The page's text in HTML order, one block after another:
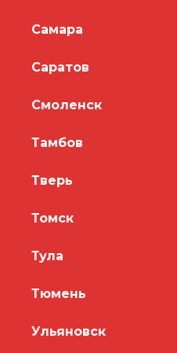
Самара
Саратов
Смоленск
Тамбов
Тверь
Томск
Тула
Тюмень
Ульяновск